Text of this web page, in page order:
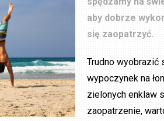
aby dobrze
się zaopatrzyć.
Trudno wyobrazić
wypoczynek na
zielonych enklaw
zaopatrzenie,